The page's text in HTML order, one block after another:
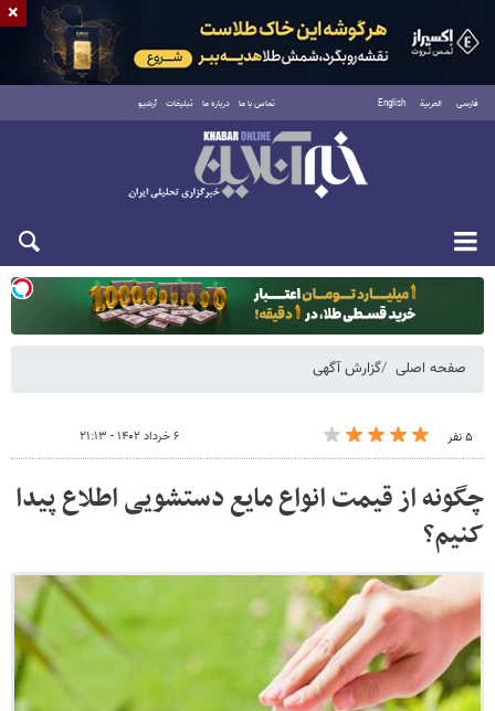
فارسی العربية English تماس با ما درباره ما تبلیغات آرشیو
دوشنبه ۱۹ مرداد ۱۴۰۵
صفحه اصلی گزارش آگهی
۵ نفر ۶ خرداد ۱۴۰۲ - ۲۱:۱۳
چگونه از قیمت انواع مایع دستشویی اطلاع پیدا
کنیم؟
×